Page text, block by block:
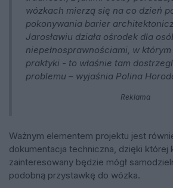
wózkach mierzą się na co dzień
pokonywania barier
Jarosławiu działa ośrodek dla
niepełnosprawnościami, w
praktyki - to właśnie tam
problemu – wyjaśnia Polina
Reklama
Ważnym elementem projektu jest
dokumentacja techniczna, dzięki której
zainteresowany będzie mógł
podobną przystawkę do wózka.